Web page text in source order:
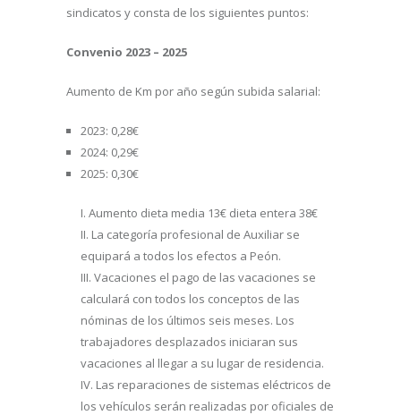
sindicatos y consta de los siguientes puntos:
Convenio 2023 – 2025
Aumento de Km por año según subida salarial:
2023: 0,28€
2024: 0,29€
2025: 0,30€
Aumento dieta media 13€ dieta entera 38€
La categoría profesional de Auxiliar se
equipará a todos los efectos a Peón.
Vacaciones el pago de las vacaciones se
calculará con todos los conceptos de las
nóminas de los últimos seis meses. Los
trabajadores desplazados iniciaran sus
vacaciones al llegar a su lugar de residencia.
Las reparaciones de sistemas eléctricos de
los vehículos serán realizadas por oficiales de